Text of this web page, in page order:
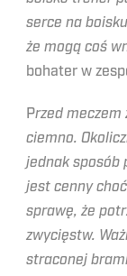
serce na
że mogą coś
bohater w
Przed meczem
ciemno.
jednak sposób
jest cenny
sprawę, że
zwycięstw.
straconej